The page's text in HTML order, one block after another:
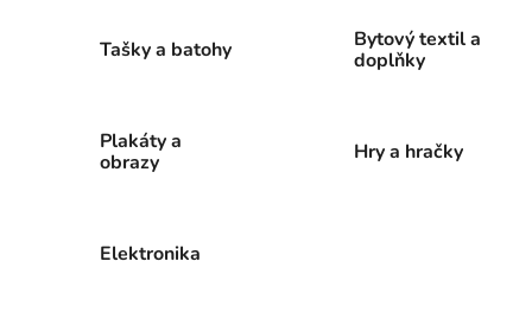
Tašky a batohy
Bytový textil a
doplňky
Plakáty a
obrazy
Hry a hračky
Elektronika